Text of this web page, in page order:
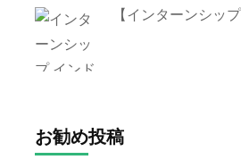
【インターンシッ
お勧め投稿